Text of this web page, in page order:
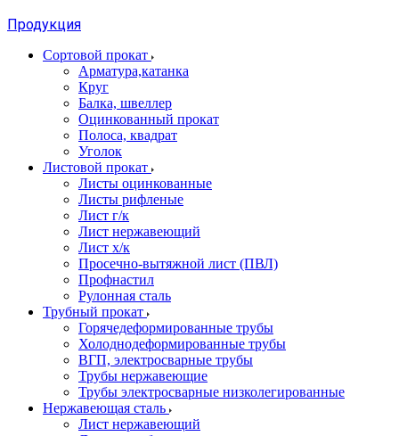
Продукция
Сортовой прокат
Арматура,катанка
Круг
Балка, швеллер
Оцинкованный прокат
Полоса, квадрат
Уголок
Листовой прокат
Листы оцинкованные
Листы рифленые
Лист г/к
Лист нержавеющий
Лист х/к
Просечно-вытяжной лист (ПВЛ)
Профнастил
Рулонная сталь
Трубный прокат
Горячедеформированные трубы
Холоднодеформированные трубы
ВГП, электросварные трубы
Трубы нержавеющие
Трубы электросварные низколегированные
Нержавеющая сталь
Лист нержавеющий